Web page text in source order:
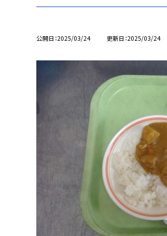
公開日 2025/03/24 更新日 2025/03/24